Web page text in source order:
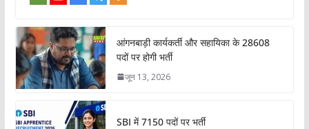
आंगनबाड़ी कार्यकर्ती और सहायिका के 28608
पदों पर होगी भर्ती
जून 13, 2026
SBI में 7150 पदों पर भर्ती